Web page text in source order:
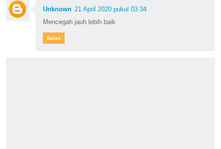
Unknown 21 April 2020 pukul 03.34
Mencegah jauh lebih baik
Balas